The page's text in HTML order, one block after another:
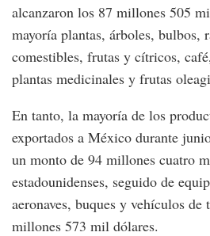
alcanzaron los 87 millones 505
mayoría plantas, árboles, bulbos,
comestibles, frutas y cítricos,
plantas medicinales y frutas
En tanto, la mayoría de los
exportados a México durante
un monto de 94 millones cuatro
estadounidenses, seguido de
aeronaves, buques y vehículos
millones 573 mil dólares.